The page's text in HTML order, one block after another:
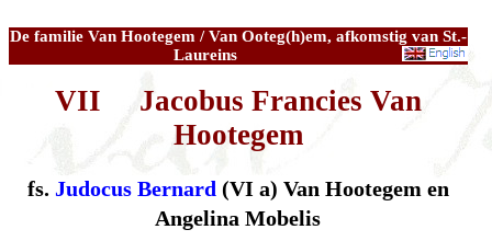
De familie Van Hootegem / Van Ooteg(h)em, afkomstig van St.-
Laureins
VII Jacobus Francies Van
Hootegem
fs. Judocus Bernard (VI a) Van Hootegem en
Angelina Mobelis